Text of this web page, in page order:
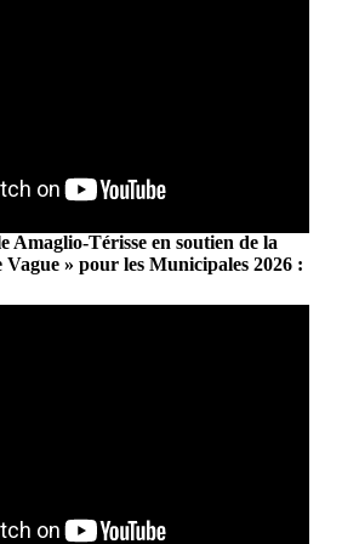
Amaglio-Térisse en soutien de la
Vague » pour les Municipales 2026 :